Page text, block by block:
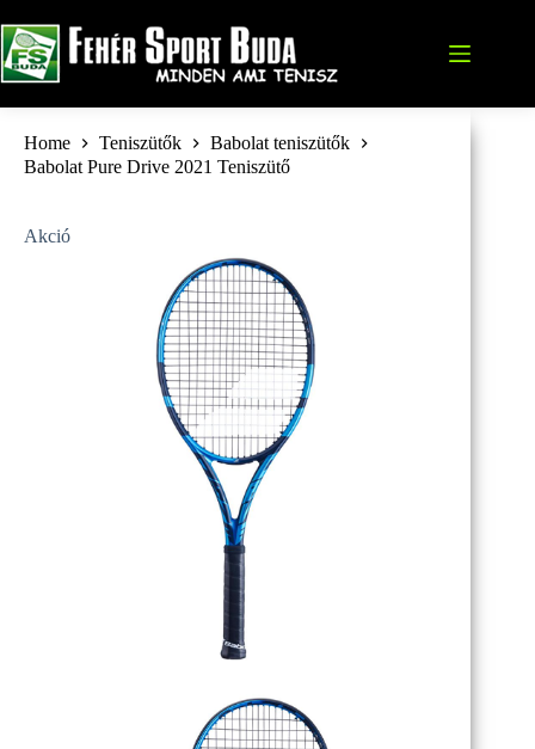
to
content
Home Teniszütők
Babolat teniszütők
Babolat Pure Drive 2021 Teniszütő
Akció